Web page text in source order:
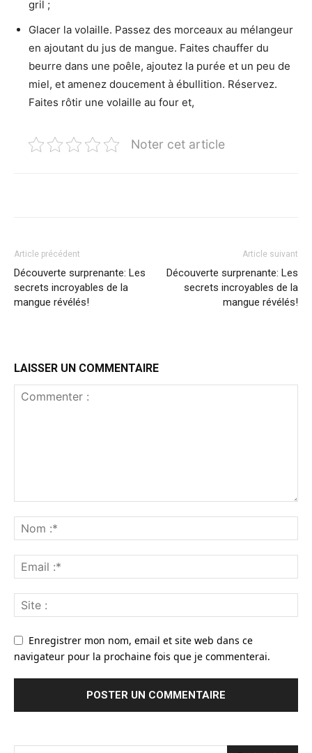
gril ;
Glacer la volaille. Passez des morceaux au mélangeur
en ajoutant du jus de mangue. Faites chauffer du
beurre dans une poêle, ajoutez la purée et un peu de
miel, et amenez doucement à ébullition. Réservez.
Faites rôtir une volaille au four et,
Noter cet article
Article précédent
Découverte surprenante: Les
secrets incroyables de la
mangue révélés!
Article suivant
Découverte surprenante: Les
secrets incroyables de la
mangue révélés!
LAISSER UN COMMENTAIRE
Enregistrer mon nom, email et site web dans ce
navigateur pour la prochaine fois que je commenterai.